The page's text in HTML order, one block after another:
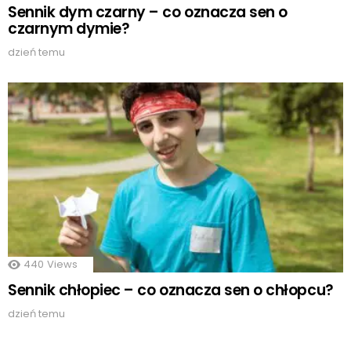
Sennik dym czarny – co oznacza sen o
czarnym dymie?
dzień temu
440 Views
Sennik chłopiec – co oznacza sen o chłopcu?
dzień temu